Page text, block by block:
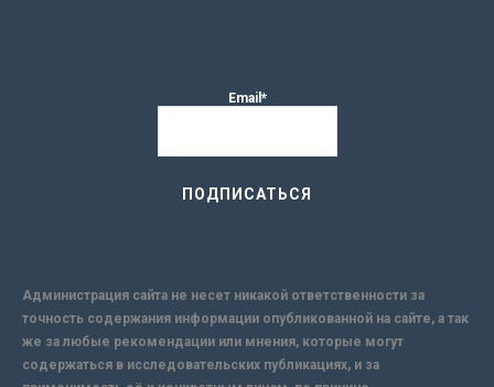
Email*
Администрация сайта не несет никакой ответственности за
точность содержания информации опубликованной на сайте, а так
же за любые рекомендации или мнения, которые могут
содержаться в исследовательских публикациях, и за